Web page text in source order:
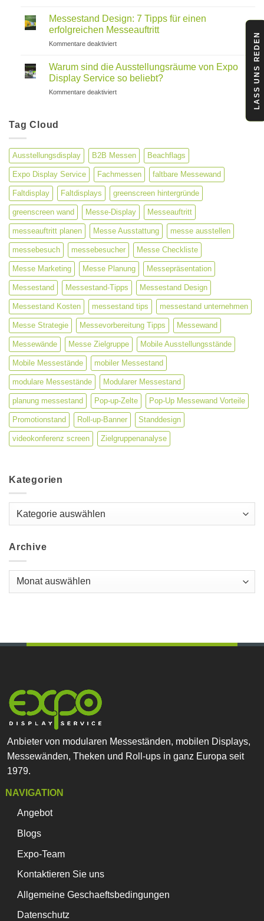
Unternehmen
Lösungen
für
maximale
Markensichtbarkeit
Messestand Design: 7 Tipps für einen
erfolgreichen Messeauftritt
Kommentare deaktiviertfür
Design:
Tipps
für
Warum sind die Ausstellungsräume von Expo
Display Service so beliebt?
Kommentare deaktiviertfür
Display
Service
so
beliebt?
Tag Cloud
Ausstellungsdisplay B2B Messen Beachflags
Expo Display Service Fachmessen faltbare Messewand
Faltdisplay Faltdisplays greenscreen hintergründe
greenscreen wand Messe-Display Messeauftritt
messeauftritt planen Messe Ausstattung messe ausstellen
messebesuch messebesucher Messe Checkliste
Messe Marketing Messe Planung Messepräsentation
Messestand Messestand-Tipps Messestand Design
Messestand Kosten messestand tips messestand unternehmen
Messe Strategie Messevorbereitung Tipps Messewand
Messewände Messe Zielgruppe Mobile Ausstellungsstände
Mobile Messestände mobiler Messestand
modulare Messestände Modularer Messestand
planung messestand Pop-up-Zelte Pop-Up Messewand Vorteile
Promotionstand Roll-up-Banner Standdesign
videokonferenz screen Zielgruppenanalyse
Kategorien
Kategorien
Archive
Archive
LASS UNS REDEN
Anbieter von modularen Messeständen, mobilen Displays,
Messewänden, Theken und Roll-ups in ganz Europa seit
1979.
NAVIGATION
Angebot
Blogs
Expo-Team
Kontaktieren Sie uns
Allgemeine Geschaeftsbedingungen
Datenschutz